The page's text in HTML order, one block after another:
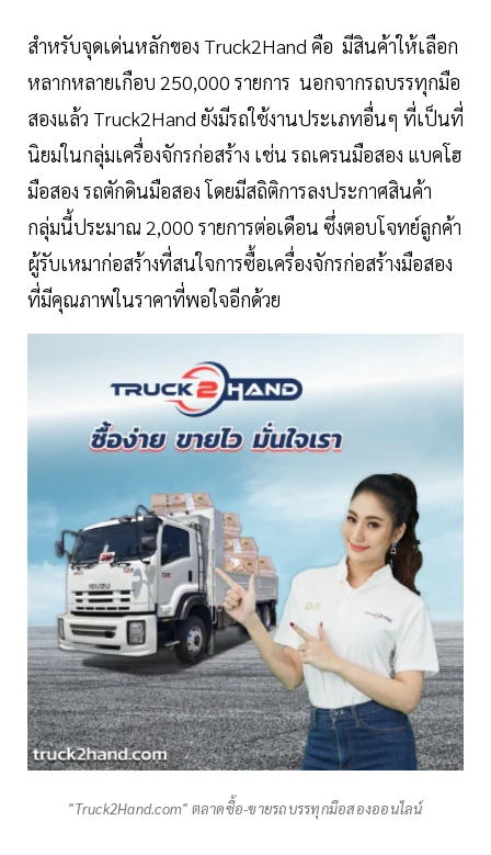
สำหรับจุดเด่นหลักของ Truck2Hand คือ มีสินค้าให้เลือก
หลากหลายเกือบ 250,000 รายการ นอกจากรถบรรทุกมือ
สองแล้ว Truck2Hand ยังมีรถใช้งานประเภทอื่นๆ ที่เป็นที่
นิยมในกลุ่มเครื่องจักรก่อสร้าง เช่น รถเครนมือสอง แบคโฮ
มือสอง รถตักดินมือสอง โดยมีสถิติการลงประกาศสินค้า
กลุ่มนี้ประมาณ 2,000 รายการต่อเดือน ซึ่งตอบโจทย์ลูกค้า
ผู้รับเหมาก่อสร้างที่สนใจการซื้อเครื่องจักรก่อสร้างมือสอง
ที่มีคุณภาพในราคาที่พอใจอีกด้วย
"Truck2Hand.com" ตลาดซื้อ-ขายรถบรรทุกมือสองออนไลน์